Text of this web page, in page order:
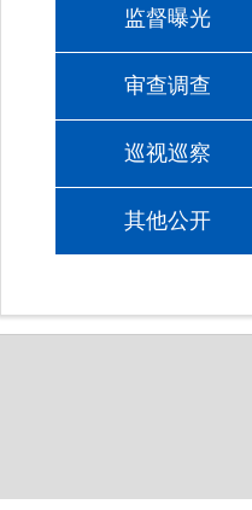
监督曝光
审查调查
巡视巡察
其他公开